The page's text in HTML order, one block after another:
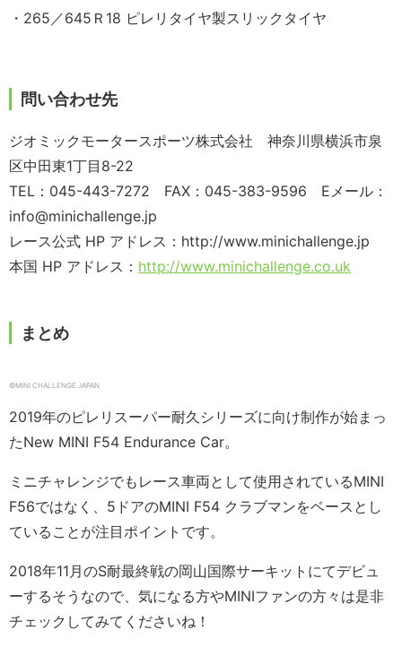
・265／645Ｒ18 ピレリタイヤ製スリックタイヤ
問い合わせ先
ジオミックモータースポーツ株式会社 神奈川県横浜市泉
区中田東1丁目8-22
TEL：045-443-7272 FAX：045-383-9596 Eメール：
info@minichallenge.jp
レース公式 HP アドレス：http://www.minichallenge.jp
本国 HP アドレス： http://www.minichallenge.co.uk
まとめ
©️MINI CHALLENGE JAPAN
2019年のピレリスーパー耐久シリーズに向け制作が始まっ
たNew MINI F54 Endurance Car。
ミニチャレンジでもレース車両として使用されているMINI
F56ではなく、5ドアのMINI F54 クラブマンをベースとし
ていることが注目ポイントです。
2018年11月のS耐最終戦の岡山国際サーキットにてデビュ
ーするそうなので、気になる方やMINIファンの方々は是非
チェックしてみてくださいね！